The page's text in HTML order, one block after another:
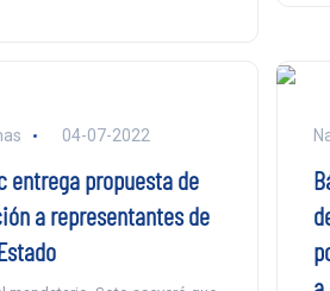
04-07-2022
entrega propuesta de
a representantes de